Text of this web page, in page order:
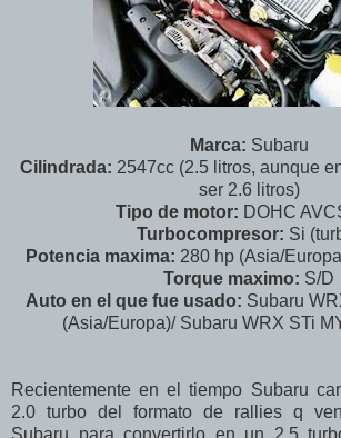
Marca: Subaru
Cilindrada: 2547cc (2.5 litros, aunque
ser 2.6 litros)
Tipo de motor: DOHC
Turbocompresor: Si
Potencia maxima: 280 hp (Asia/
Torque maximo: S/D
Auto en el que fue usado: Subaru
(Asia/Europa)/ Subaru WRX STi
Recientemente en el tiempo Subaru
2.0 turbo del formato de rallies q